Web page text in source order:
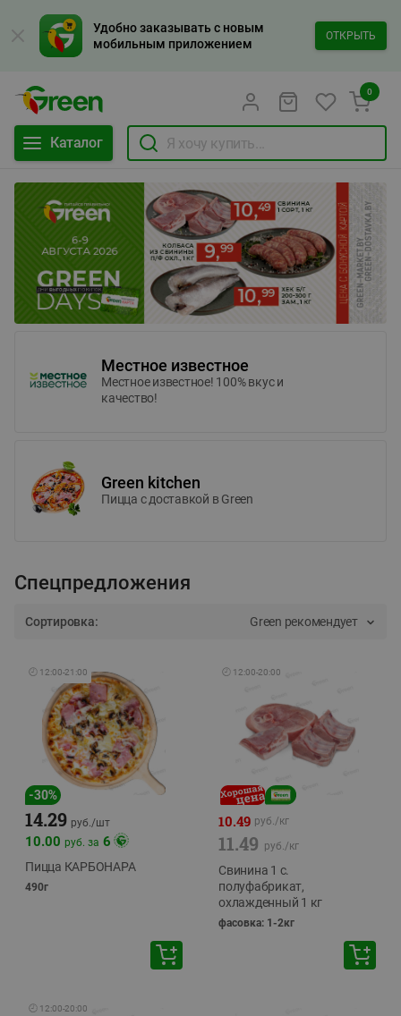
Удобно заказывать с новым
мобильным приложением
ОТКРЫТЬ
Каталог
0
Местное известное
Местное известное! 100% вкус и
качество!
Green kitchen
Пицца c доставкой в Green
Спецпредложения
Сортировка: Green рекомендует
🕘 12:00-21:00
-30%
14.29 руб./шт
10.00 руб. за 6
Пицца КАРБОНАРА
490г
🕘 12:00-20:00
10.49 руб./кг
11.49 руб./кг
Свинина 1 с.
полуфабрикат,
охлажденный 1 кг
фасовка: 1-2кг
🕘 12:00-20:00